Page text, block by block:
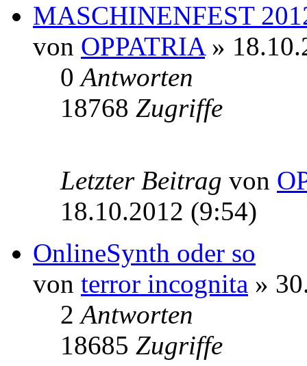
MASCHINENFEST
von OPPATRIA»
0Antworten
18768 Zugriffe
Letzter Beitrag von
18.10.2012 (9:54)
OnlineSynth oder so
von terror incognita »
2Antworten
18685 Zugriffe